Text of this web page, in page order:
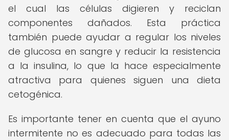
el cual las células digieren y reciclan
componentes dañados. Esta práctica
también puede ayudar a regular los niveles
de glucosa en sangre y reducir la resistencia
a la insulina, lo que la hace especialmente
atractiva para quienes siguen una dieta
cetogénica.
Es importante tener en cuenta que el ayuno
intermitente no es adecuado para todas las